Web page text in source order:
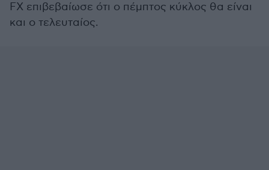
FX επιβεβαίωσε ότι ο πέμπτος κύκλος θα είναι
και ο τελευταίος.